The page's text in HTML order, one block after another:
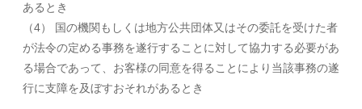
あるとき
（4） 国の機関もしくは地方公共団体又はその委託を受けた者
が法令の定める事務を遂行することに対して協力する必要があ
る場合であって、お客様の同意を得ることにより当該事務の遂
行に支障を及ぼすおそれがあるとき